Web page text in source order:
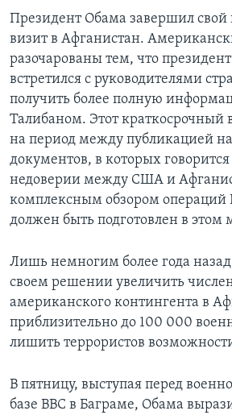
Президент Обама завершил
визит в Афганистан.
разочарованы тем, что
встретился с руководителями
получить более полную
Талибаном. Этот краткосрочный
на период между публикацией
документов, в которых
недоверии между США и
комплексным обзором
должен быть подготовлен в этом
Лишь немногим более года
своем решении увеличить
американского контингента в
приблизительно до 100 000
лишить террористов
В пятницу, выступая перед
базе ВВС в Баграме, Обама